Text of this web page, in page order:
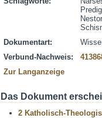
Dokumentart:
Verbund-Nachweis:
Zur Langanzeige
Das Dokument
2 Katholisch-